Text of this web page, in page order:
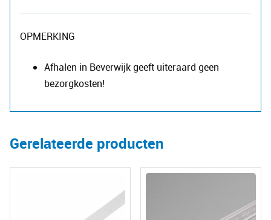
OPMERKING
Afhalen in Beverwijk geeft uiteraard geen
bezorgkosten!
Gerelateerde producten